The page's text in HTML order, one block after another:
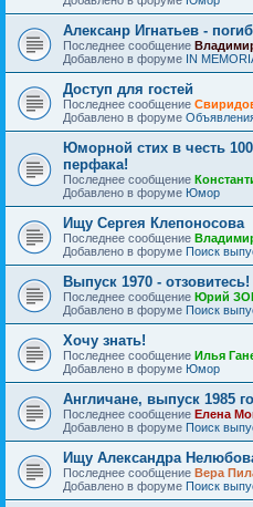
Алексанр Игнатьев -
Последнее сообщение
Добавлено в форуме IN
Доступ для гостей
Последнее сообщение
Добавлено в форуме
Юморной стих в честь
перфака!
Последнее сообщение
Добавлено в форуме Юмор
Ищу Сергея Клепоносова
Последнее сообщение
Добавлено в форуме Поиск
Выпуск 1970 - отзовитесь!
Последнее сообщение Юрий
Добавлено в форуме Поиск
Хочу знать!
Последнее сообщение Илья
Добавлено в форуме Юмор
Англичане, выпуск 1985
Последнее сообщение Елена
Добавлено в форуме Поиск
Ищу Александра
Последнее сообщение Вера
Добавлено в форуме Поиск